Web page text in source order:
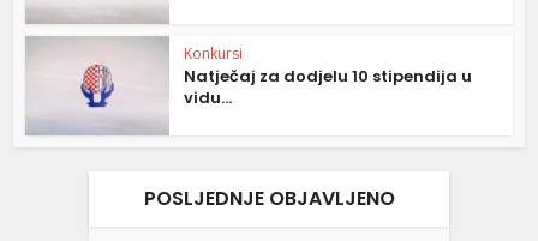
Konkursi
Natječaj za dodjelu 10 stipendija u
vidu...
POSLJEDNJE OBJAVLJENO